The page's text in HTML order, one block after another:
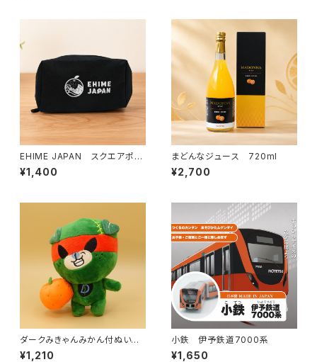
EHIME JAPAN スクエアポー
チ
¥1,400
まどんなジュース 720ml
¥2,700
ダークみきゃんみかん付ぬいぐ
るみ
¥1,210
小鉄 伊予鉄道7000系
¥1,650